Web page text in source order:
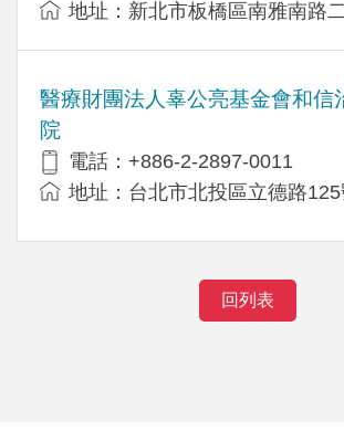
地址：新北市板橋區南雅南路
醫療財團法人辜公亮基金會和信
院
電話：+886-2-2897-0011
地址：台北市北投區立德路125
回列表